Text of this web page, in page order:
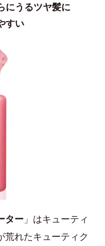
にうるツヤ髪に
すい
ター 」はキューティ
荒れたキューティク